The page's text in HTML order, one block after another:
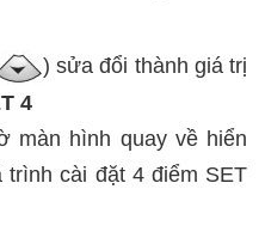
) sửa đổi thành giá trị
4
màn hình quay về hiển
cài đặt 4 điểm SET